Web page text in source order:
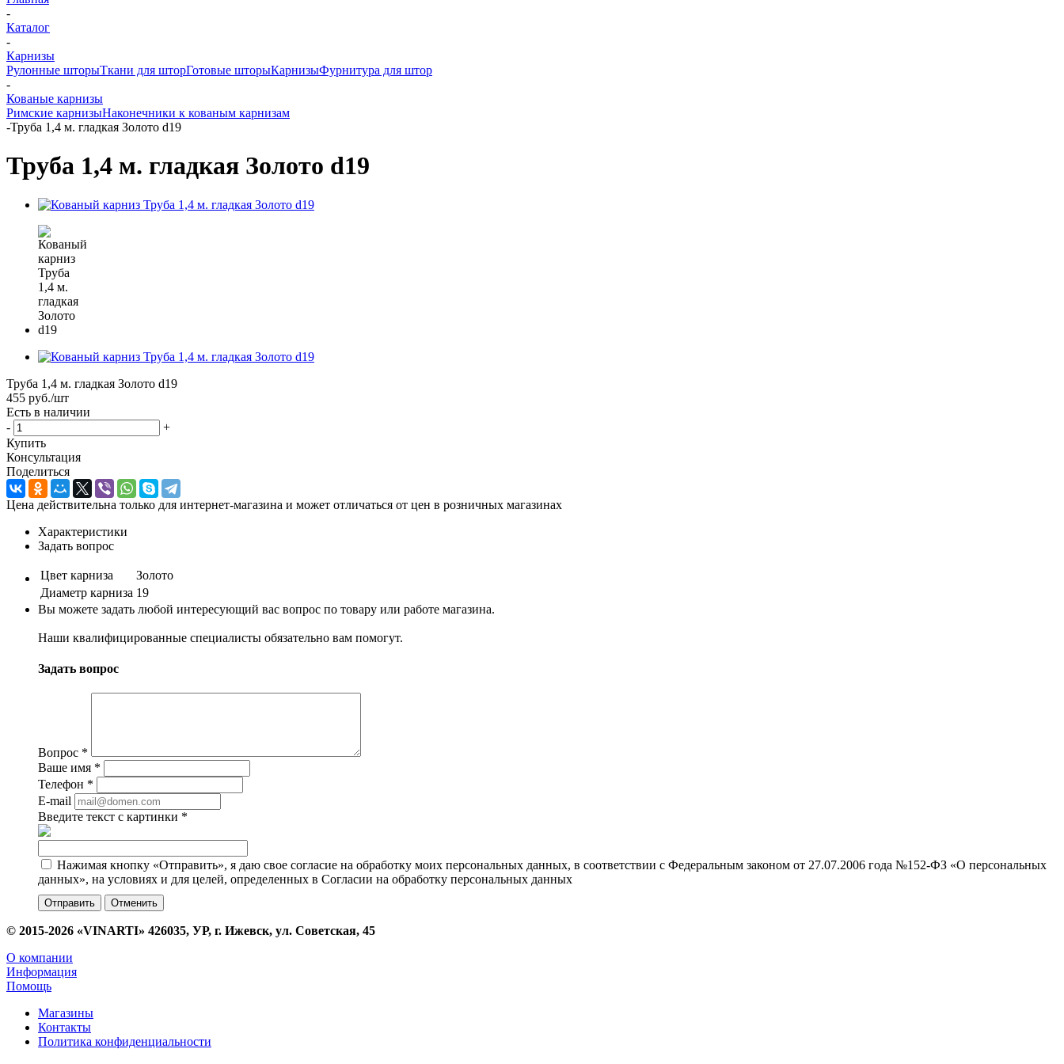
-
Каталог
-
Карнизы
Рулонные шторыТкани для шторГотовые шторыКарнизыФурнитура для штор
-
Кованые карнизы
Римские карнизыНаконечники к кованым карнизам
-Труба 1,4 м. гладкая Золото d19
Труба 1,4 м. гладкая Золото d19
Труба 1,4 м. гладкая Золото d19
455 руб./шт
Есть в наличии
-
+
Купить
Консультация
Поделиться
Цена действительна только для интернет-магазина и может отличаться от цен в розничных магазинах
Характеристики
Задать вопрос
Цвет карниза
Золото
Диаметр карниза 19
Вы можете задать любой интересующий вас вопрос по товару или работе магазина.
Наши квалифицированные специалисты обязательно вам помогут.
Задать вопрос
Вопрос *
Ваше имя *
Телефон *
E-mail
Введите текст с картинки *
Нажимая кнопку «Отправить», я даю свое согласие на обработку моих персональных данных, в соответствии с Федеральным законом от 27.07.2006 года №152-ФЗ «О персональных
данных», на условиях и для целей, определенных в Согласии на обработку персональных данных
Отменить
© 2015-2026 «VINARTI» 426035, УР, г. Ижевск, ул. Советская, 45
О компании
Информация
Помощь
Магазины
Контакты
Политика конфиденциальности